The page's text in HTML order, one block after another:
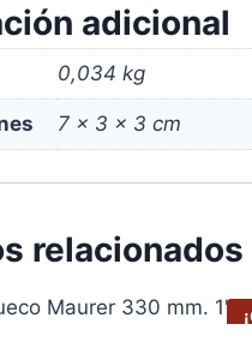
adicional
0,034 kg
7 × 3 × 3 cm
relacionados